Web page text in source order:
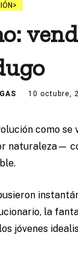
10 octubre,
como se
naturaleza—
la
jóvenes